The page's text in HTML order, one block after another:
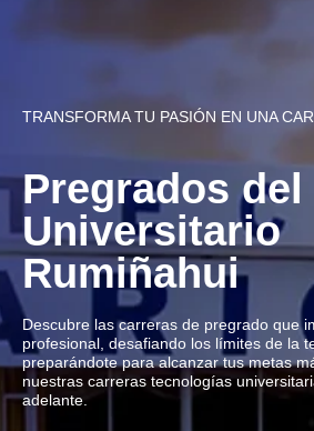
TRANSFORMA TU PASIÓN EN UNA
Pregrados del
Universitario
Rumiñahui
Descubre las carreras de pregrado que
profesional, desafiando los límites de la
preparándote para alcanzar tus metas
nuestras carreras tecnologías
adelante.